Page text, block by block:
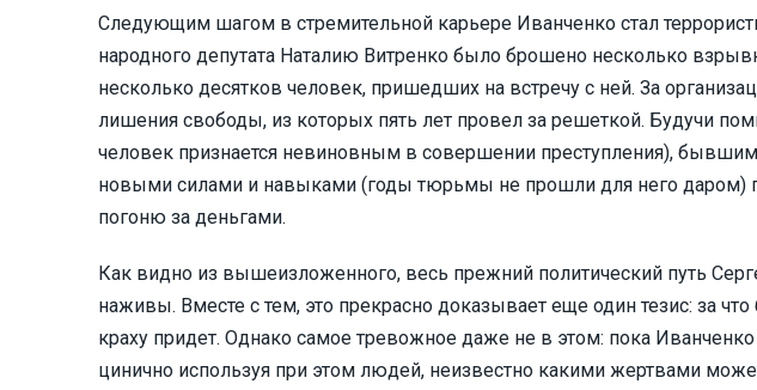
Следующим шагом в стремительной карьере Иванченко стал
народного депутата Наталию Витренко было брошено несколько
несколько десятков человек, пришедших на встречу с ней. За
лишения свободы, из которых пять лет провел за решеткой. Будучи
человек признается невиновным в совершении преступления),
новыми силами и навыками (годы тюрьмы не прошли для него даром)
погоню за деньгами.
Как видно из вышеизложенного, весь прежний политический путь
наживы. Вместе с тем, это прекрасно доказывает еще один тезис: за
краху придет. Однако самое тревожное даже не в этом: пока
цинично используя при этом людей, неизвестно какими жертвами